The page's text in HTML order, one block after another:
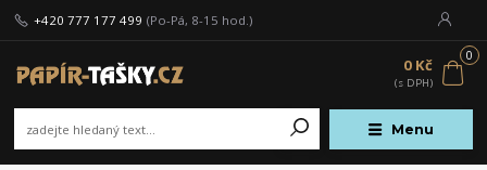
Menu
+420 777 177 499 (Po-Pá, 8-15 hod.)
0
0 Kč